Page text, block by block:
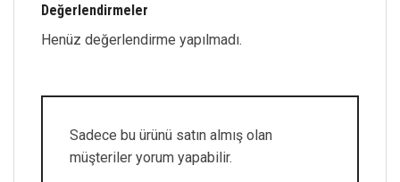
Değerlendirmeler
Henüz değerlendirme yapılmadı.
Sadece bu ürünü satın almış olan
müşteriler yorum yapabilir.